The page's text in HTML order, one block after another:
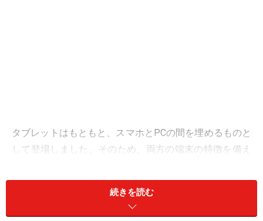
タブレットはもともと、スマホとPCの間を埋めるものと
して登場しました。そのため、両方の端末の特徴を備え
思い立った時にすぐ使えます。ディスプレイに表示され
たものを指で触れて操作するのもスマホと同じです。デ
ィスプレイサイズは10インチクラスが主力ですが、ノー
続きを読む